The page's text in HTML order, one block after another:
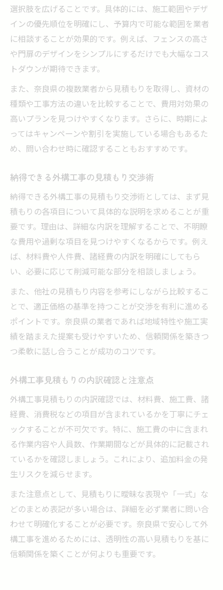
選択肢を広げることです。具体的には、施工範囲やデザ
インの優先順位を明確にし、予算内で可能な範囲を業者
に相談することが効果的です。例えば、フェンスの高さ
や門扉のデザインをシンプルにするだけでも大幅なコス
トダウンが期待できます。
また、奈良県の複数業者から見積もりを取得し、資材の
種類や工事方法の違いを比較することで、費用対効果の
高いプランを見つけやすくなります。さらに、時期によ
ってはキャンペーンや割引を実施している場合もあるた
め、問い合わせ時に確認することもおすすめです。
納得できる外構工事の見積もり交渉術
納得できる外構工事の見積もり交渉術としては、まず見
積もりの各項目について具体的な説明を求めることが重
要です。理由は、詳細な内訳を理解することで、不明瞭
な費用や過剰な項目を見つけやすくなるからです。例え
ば、材料費や人件費、諸経費の内訳を明確にしてもら
い、必要に応じて削減可能な部分を相談しましょう。
また、他社の見積もり内容を参考にしながら比較するこ
とで、適正価格の基準を持つことが交渉を有利に進める
ポイントです。奈良県の業者であれば地域特性や施工実
績を踏まえた提案も受けやすいため、信頼関係を築きつ
つ柔軟に話し合うことが成功のコツです。
外構工事見積もりの内訳確認と注意点
外構工事見積もりの内訳確認では、材料費、施工費、諸
経費、消費税などの項目が含まれているかを丁寧にチェ
ックすることが不可欠です。特に、施工費の中に含まれ
る作業内容や人員数、作業期間などが具体的に記載され
ているかを確認しましょう。これにより、追加料金の発
生リスクを減らせます。
また注意点として、見積もりに曖昧な表現や「一式」な
どのまとめ表記が多い場合は、詳細を必ず業者に問い合
わせて明確化することが必要です。奈良県で安心して外
構工事を進めるためには、透明性の高い見積もりを基に
信頼関係を築くことが何よりも重要です。